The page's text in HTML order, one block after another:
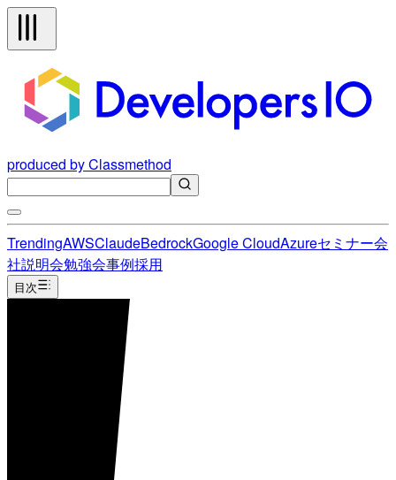
produced by Classmethod
TrendingAWSClaudeBedrockGoogle CloudAzureセミナー会
社説明会勉強会事例採用
目次